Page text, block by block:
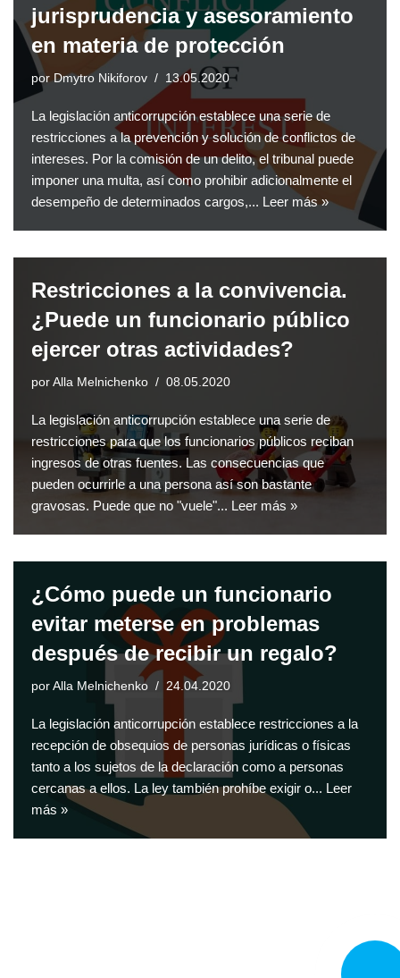
jurisprudencia y asesoramiento
en materia de protección
porDmytro Nikiforov 13.05.2020
La legislación anticorrupción establece una serie de
restricciones a la prevención y solución de conflictos de
intereses. Por la comisión de un delito, el tribunal puede
imponer una multa, así como prohibir adicionalmente el
desempeño de determinados cargos,... Leer más »
Restricciones a la convivencia.
¿Puede un funcionario público
ejercer otras actividades?
por Alla Melnichenko 08.05.2020
La legislación anticorrupción establece una serie de
restricciones para que los funcionarios públicos reciban
ingresos de otras fuentes. Las consecuencias que
pueden ocurrirle a una persona así son bastante
gravosas. Puede que no "vuele"... Leer más »
¿Cómo puede un funcionario
evitar meterse en problemas
después de recibir un regalo?
por Alla Melnichenko 24.04.2020
La legislación anticorrupción establece restricciones a la
recepción de obsequios de personas jurídicas o físicas
tanto a los sujetos de la declaración como a personas
cercanas a ellos. La ley también prohíbe exigir o... Leer
más »